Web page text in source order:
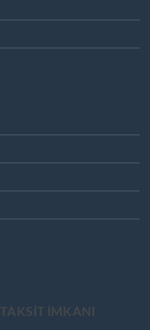
TAKSIT IMKANI